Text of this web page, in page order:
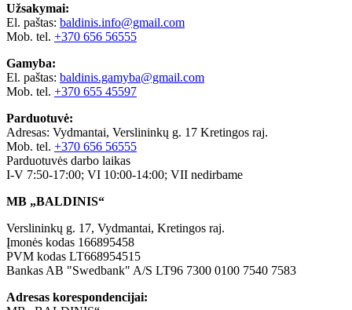
Užsakymai:
El. paštas: baldinis.info@gmail.com
Mob. tel. +370 656 56555
Gamyba:
El. paštas: baldinis.gamyba@gmail.com
Mob. tel. +370 655 45597
Parduotuvė:
Adresas: Vydmantai, Verslininkų g. 17 Kretingos raj.
Mob. tel. +370 656 56555
Parduotuvės darbo laikas
I-V 7:50-17:00; VI 10:00-14:00; VII nedirbame
MB „BALDINIS“
Verslininkų g. 17, Vydmantai, Kretingos raj.
Įmonės kodas 166895458
PVM kodas LT668954515
Bankas AB "Swedbank" A/S LT96 7300 0100 7540 7583
Adresas korespondencijai: